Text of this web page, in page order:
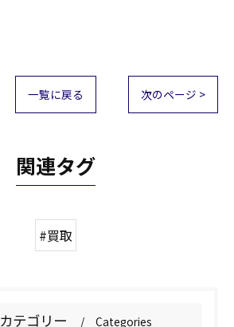
一覧に戻る 次のページ >
関連タグ
#買取
カテゴリー Categories